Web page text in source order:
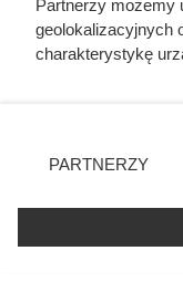
Partnerzy możemy
geolokalizacyjnych
charakterystykę
zmienić/wycofać
znajdujący się w
użytkownika, ale
przetwarzaniu.
PARTNERZY